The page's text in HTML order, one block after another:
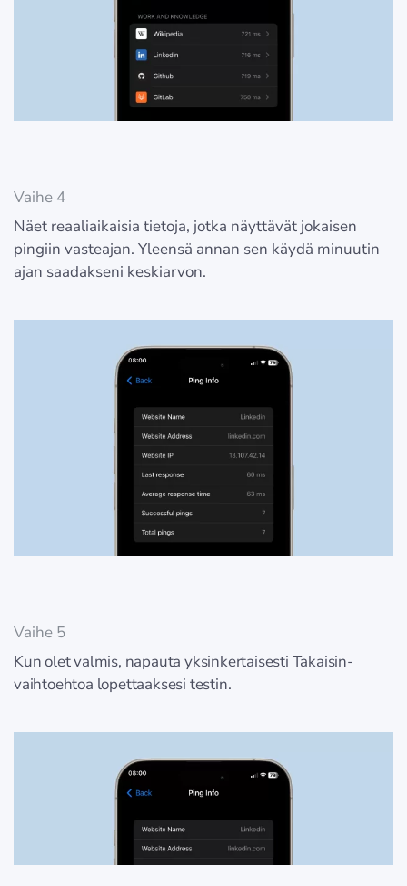
Vaihe 4
Näet reaaliaikaisia tietoja, jotka näyttävät jokaisen
pingiin vasteajan. Yleensä annan sen käydä minuutin
ajan saadakseni keskiarvon.
Vaihe 5
Kun olet valmis, napauta yksinkertaisesti Takaisin-
vaihtoehtoa lopettaaksesi testin.